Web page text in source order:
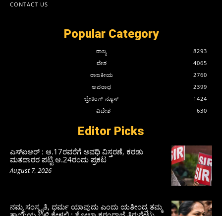
CONTACT US
Popular Category
ರಾಜ್ಯ
8293
ದೇಶ
4065
ರಾಜಕೀಯ
2760
ಅಪರಾಧ
2399
ಬ್ರೇಕಿಂಗ್ ನ್ಯೂಸ್
1424
ವಿದೇಶ
630
Editor Picks
ಎಸ್‌ಐಆರ್‌ : ಆ.17ರವರೆಗೆ ಅವಧಿ ವಿಸ್ತರಣೆ, ಕರಡು
ಮತದಾರರ ಪಟ್ಟಿ ಆ.24ರಂದು ಪ್ರಕಟ
August 7, 2026
ನಮ್ಮ ಸಂಸ್ಕೃತಿ, ಧರ್ಮ ಯಾವುದು ಎಂದು ಯತೀಂದ್ರ ತಮ್ಮ